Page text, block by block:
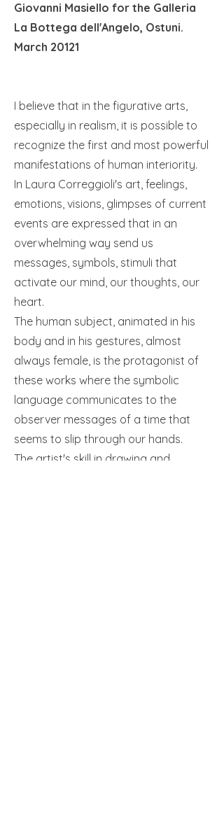
Giovanni Masiello for the Galleria
La Bottega dell'Angelo, Ostuni.
March 20121
I believe that in the figurative arts,
especially in realism, it is possible to
recognize the first and most powerful
manifestations of human interiority.
In Laura Correggioli's art, feelings,
emotions, visions, glimpses of current
events are expressed that in an
overwhelming way send us
messages, symbols, stimuli that
activate our mind, our thoughts, our
heart.
The human subject, animated in his
body and in his gestures, almost
always female, is the protagonist of
these works where the symbolic
language communicates to the
observer messages of a time that
seems to slip through our hands.
The artist's skill in drawing and